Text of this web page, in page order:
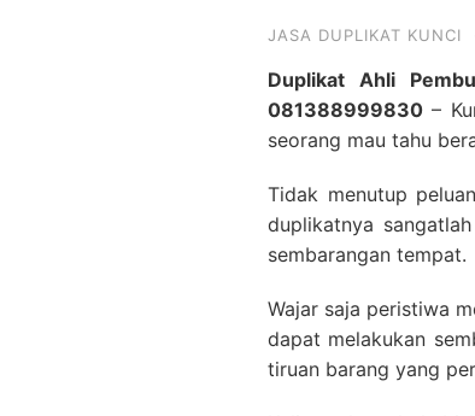
JASA DUPLIKAT KUNCI
Duplikat Ahli
081388999830 –
seorang mau tahu
Tidak menutup
duplikatnya
sembarangan tempat.
Wajar saja peristiwa
dapat melakukan
tiruan barang yang